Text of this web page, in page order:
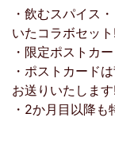
・飲むスパイス
いたコラボセット
・限定ポストカ
・ポストカード
お送りいたします
・2か月目以降